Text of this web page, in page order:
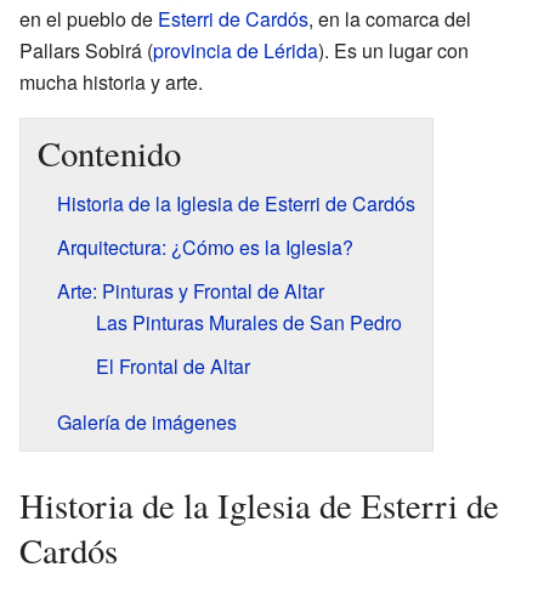
en el pueblo de Esterri de Cardós, en la comarca del
Pallars Sobirá (provincia de Lérida). Es un lugar con
mucha historia y arte.
Contenido
Historia de la Iglesia de Esterri de Cardós
Arquitectura: ¿Cómo es la Iglesia?
Arte: Pinturas y Frontal de Altar
Las Pinturas Murales de San Pedro
El Frontal de Altar
Galería de imágenes
Historia de la Iglesia de Esterri de
Cardós